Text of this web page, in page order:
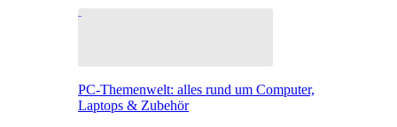
PC-Themenwelt: alles rund um Computer,
Laptops & Zubehör